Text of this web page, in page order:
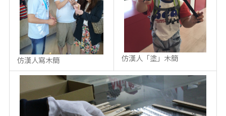
仿漢人寫木簡 仿漢人「塗」木簡